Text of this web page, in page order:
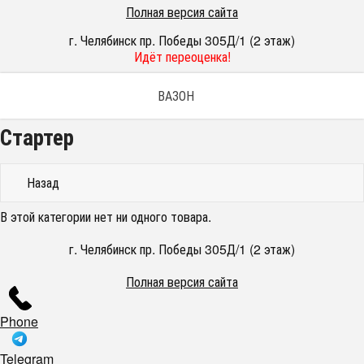
Полная версия сайта
г. Челябинск пр. Победы 305Д/1 (2 этаж)
Идёт переоценка!
ВАЗОН
Стартер
Назад
В этой категории нет ни одного товара.
г. Челябинск пр. Победы 305Д/1 (2 этаж)
Полная версия сайта
Phone
Telegram